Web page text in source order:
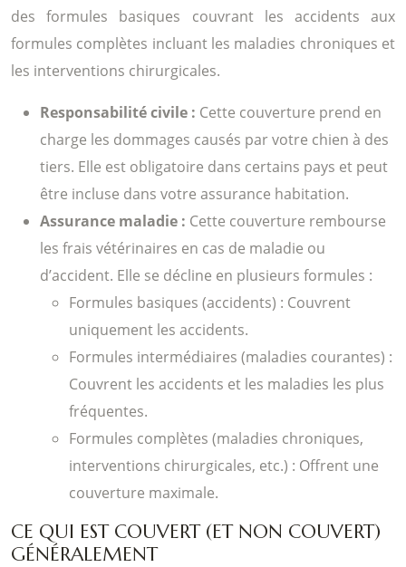
des formules basiques couvrant les accidents aux
formules complètes incluant les maladies chroniques et
les interventions chirurgicales.
Responsabilité civile : Cette couverture prend en
charge les dommages causés par votre chien à des
tiers. Elle est obligatoire dans certains pays et peut
être incluse dans votre assurance habitation.
Assurance maladie : Cette couverture rembourse
les frais vétérinaires en cas de maladie ou
d’accident. Elle se décline en plusieurs formules :
Formules basiques (accidents) : Couvrent
uniquement les accidents.
Formules intermédiaires (maladies courantes) :
Couvrent les accidents et les maladies les plus
fréquentes.
Formules complètes (maladies chroniques,
interventions chirurgicales, etc.) : Offrent une
couverture maximale.
CE QUI EST COUVERT (ET NON COUVERT)
GÉNÉRALEMENT